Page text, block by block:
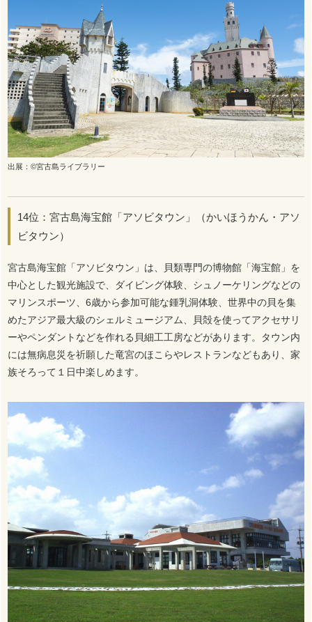
出展：©宮古島ライブラリー
14位：宮古島海宝館「アソビタウン」（かいほうかん・アソ
ビタウン）
宮古島海宝館「アソビタウン」は、貝類専門の博物館「海宝館」を
中心とした観光施設で、ダイビング体験、シュノーケリングなどの
マリンスポーツ、6歳から参加可能な鍾乳洞体験、世界中の貝を集
めたアジア最大級のシェルミュージアム、貝殻を使ってアクセサリ
ーやペンダントなどを作れる貝細工工房などがあります。タウン内
には無病息災を祈願した竜宮のほこらやレストランなどもあり、家
族そろって１日中楽しめます。